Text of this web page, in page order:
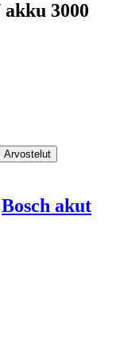
3000
Arvostelut
Bosch akut